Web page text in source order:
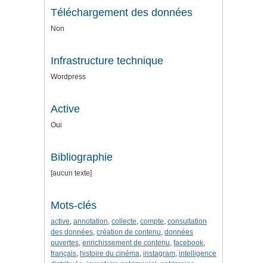
Téléchargement des données
Non
Infrastructure technique
Wordpress
Active
Oui
Bibliographie
[aucun texte]
Mots-clés
active, annotation, collecte, compte, consultation
des données, création de contenu, données
ouvertes, enrichissement de contenu, facebook,
français, histoire du cinéma, instagram, intelligence